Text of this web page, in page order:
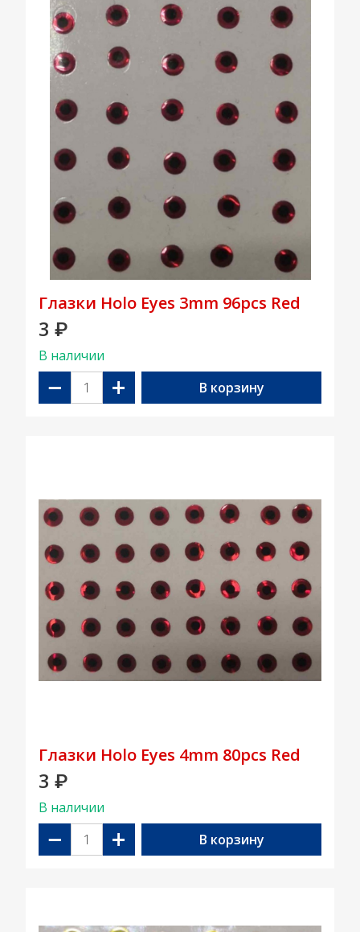
Глазки Holo Eyes 3mm 96pcs Red
3 ₽
В наличии
− + В корзину
Глазки Holo Eyes 4mm 80pcs Red
3 ₽
В наличии
− + В корзину